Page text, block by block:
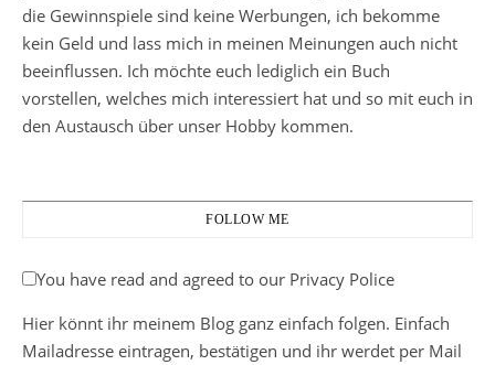
die Gewinnspiele sind keine Werbungen, ich bekomme
kein Geld und lass mich in meinen Meinungen auch nicht
beeinflussen. Ich möchte euch lediglich ein Buch
vorstellen, welches mich interessiert hat und so mit euch in
den Austausch über unser Hobby kommen.
FOLLOW ME
You have read and agreed to our Privacy Police
Hier könnt ihr meinem Blog ganz einfach folgen. Einfach
Mailadresse eintragen, bestätigen und ihr werdet per Mail